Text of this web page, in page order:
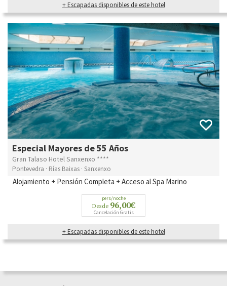
+ Escapadas disponibles de este hotel
Especial Mayores de 55 Años
Gran Talaso Hotel Sanxenxo ****
Pontevedra · Rías Baixas · Sanxenxo
Alojamiento + Pensión Completa + Acceso al Spa Marino
pers/noche
Desde 96,00€
Cancelación Gratis
+ Escapadas disponibles de este hotel